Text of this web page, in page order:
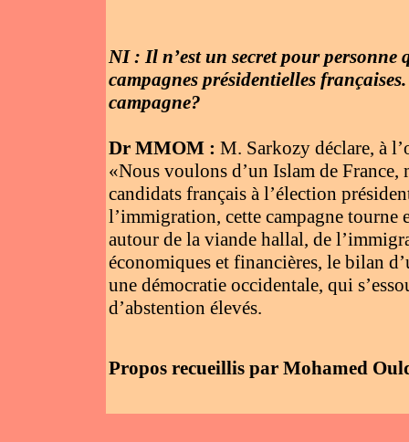
NI : Il n’est un secret pour personne
campagnes présidentielles
campagne?
Dr MMOM : M. Sarkozy déclare, à
«Nous voulons d’un Islam de France,
candidats français à l’élection
l’immigration, cette campagne
autour de la viande hallal, de
économiques et financières, le bilan
une démocratie occidentale, qui
d’abstention élevés.
Propos recueillis par Mohamed